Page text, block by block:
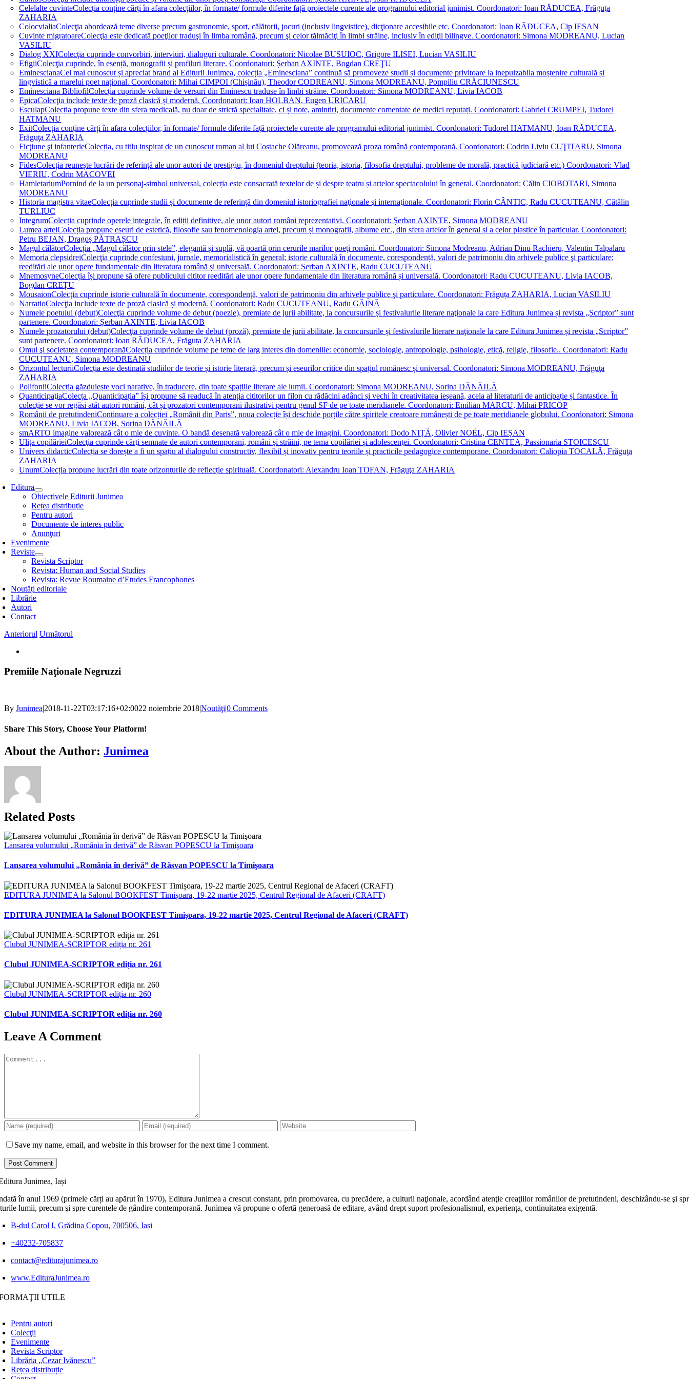
Celelalte cuvinteColecția conține cărți în afara colecțiilor, în formate/ formule diferite față proiectele curente ale programului editorial junimist. Coordonatori: Ioan RĂDUCEA, Frăguţa
ZAHARIA
ColocvialiaColecţia abordează teme diverse precum gastronomie, sport, călătorii, jocuri (inclusiv lingvistice), dicţionare accesibile etc. Coordonatori: Ioan RĂDUCEA, Cip IEȘAN
Cuvinte migratoareColecţia este dedicată poeţilor traduşi în limba română, precum şi celor tălmăciţi în limbi străine, inclusiv în ediţii bilingve. Coordonatori: Simona MODREANU, Lucian
VASILIU
Dialog XXIColecţia cuprinde convorbiri, interviuri, dialoguri culturale. Coordonatori: Nicolae BUSUIOC, Grigore ILISEI, Lucian VASILIU
EfigiiColecţia cuprinde, în esență, monografii și profiluri literare. Coordonatori: Șerban AXINTE, Bogdan CREŢU
EminescianaCel mai cunoscut și apreciat brand al Editurii Junimea, colecția „Eminesciana” continuă să promoveze studii și documente privitoare la inepuizabila moștenire culturală și
lingvistică a marelui poet național. Coordonatori: Mihai CIMPOI (Chișinău), Theodor CODREANU, Simona MODREANU, Pompiliu CRĂCIUNESCU
Eminesciana BibliofilColecția cuprinde volume de versuri din Eminescu traduse în limbi străine. Coordonatori: Simona MODREANU, Livia IACOB
EpicaColecţia include texte de proză clasică și modernă. Coordonatori: Ioan HOLBAN, Eugen URICARU
EsculapColecția propune texte din sfera medicală, nu doar de strictă specialitate, ci și note, amintiri, documente comentate de medici reputați. Coordonatori: Gabriel CRUMPEI, Tudorel
HATMANU
ExitColecția conține cărți în afara colecțiilor, în formate/ formule diferite față proiectele curente ale programului editorial junimist. Coordonatori: Tudorel HATMANU, Ioan RĂDUCEA,
Frăguţa ZAHARIA
Ficţiune şi infanterieColecția, cu titlu inspirat de un cunoscut roman al lui Costache Olăreanu, promovează proza română contemporană. Coordonatori: Codrin Liviu CUŢITARU, Simona
MODREANU
FidesColecția reunește lucrări de referință ale unor autori de prestigiu, în domeniul dreptului (teoria, istoria, filosofia dreptului, probleme de morală, practică judiciară etc.) Coordonatori: Vlad
VIERIU, Codrin MACOVEI
HamletariumPornind de la un personaj-simbol universal, colecția este consacrată textelor de și despre teatru și artelor spectacolului în general. Coordonatori: Călin CIOBOTARI, Simona
MODREANU
Historia magistra vitaeColecția cuprinde studii și documente de referință din domeniul istoriografiei naţionale şi internaţionale. Coordonatori: Florin CÂNTIC, Radu CUCUTEANU, Cătălin
TURLIUC
IntegrumColecția cuprinde operele integrale, în ediții definitive, ale unor autori români reprezentativi. Coordonatori: Șerban AXINTE, Simona MODREANU
Lumea arteiColecția propune eseuri de estetică, filosofie sau fenomenologia artei, precum și monografii, albume etc., din sfera artelor în general și a celor plastice în particular. Coordonatori:
Petru BEJAN, Dragoș PĂTRAȘCU
Magul călătorColecția „Magul călător prin stele”, elegantă și suplă, vă poartă prin cerurile marilor poeți români. Coordonatori: Simona Modreanu, Adrian Dinu Rachieru, Valentin Talpalaru
Memoria clepsidreiColecţia cuprinde confesiuni, jurnale, memorialistică în general; istorie culturală în documente, corespondență, valori de patrimoniu din arhivele publice şi particulare;
reeditări ale unor opere fundamentale din literatura română și universală. Coordonatori: Șerban AXINTE, Radu CUCUTEANU
MnemosyneColecția își propune să ofere publicului cititor reeditări ale unor opere fundamentale din literatura română și universală. Coordonatori: Radu CUCUTEANU, Livia IACOB,
Bogdan CREȚU
MousaionColecţia cuprinde istorie culturală în documente, corespondenţă, valori de patrimoniu din arhivele publice şi particulare. Coordonatori: Frăguța ZAHARIA, Lucian VASILIU
NarratioColecţia include texte de proză clasică și modernă. Coordonatori: Radu CUCUTEANU, Radu GĂINĂ
Numele poetului (debut)Colecţia cuprinde volume de debut (poezie), premiate de jurii abilitate, la concursurile și festivalurile literare naţionale la care Editura Junimea și revista „Scriptor” sunt
partenere. Coordonatori: Șerban AXINTE, Livia IACOB
Numele prozatorului (debut)Colecţia cuprinde volume de debut (proză), premiate de jurii abilitate, la concursurile și festivalurile literare naţionale la care Editura Junimea și revista „Scriptor”
sunt partenere. Coordonatori: Ioan RĂDUCEA, Frăguța ZAHARIA
Omul şi societatea contemporanăColecția cuprinde volume pe teme de larg interes din domeniile: economie, sociologie, antropologie, psihologie, etică, religie, filosofie.. Coordonatori: Radu
CUCUTEANU, Simona MODREANU
Orizontul lecturiiColecția este destinată studiilor de teorie și istorie literară, precum și eseurilor critice din spațiul românesc și universal. Coordonatori: Simona MODREANU, Frăguţa
ZAHARIA
PolifoniiColecția găzduiește voci narative, în traducere, din toate spațiile literare ale lumii. Coordonatori: Simona MODREANU, Sorina DĂNĂILĂ
QuanticipaţiaColecța „Quanticipația” își propune să readucă în atenția cititorilor un filon cu rădăcini adânci și vechi în creativitatea ieșeană, acela al literaturii de anticipație și fantastice. În
colecție se vor regăsi atât autori români, cât și prozatori contemporani ilustrativi pentru genul SF de pe toate meridianele. Coordonatori: Emilian MARCU, Mihai PRICOP
Românii de pretutindeniContinuare a colecției „Românii din Paris”, noua colecție își deschide porțile către spiritele creatoare românești de pe toate meridianele globului. Coordonatori: Simona
MODREANU, Livia IACOB, Sorina DĂNĂILĂ
smARTO imagine valorează cât o mie de cuvinte. O bandă desenată valorează cât o mie de imagini. Coordonatori: Dodo NIȚĂ, Olivier NOËL, Cip IEȘAN
Ulița copilărieiColecţia cuprinde cărţi semnate de autori contemporani, români şi străini, pe tema copilăriei și adolescenţei. Coordonatori: Cristina CENTEA, Passionaria STOICESCU
Univers didacticColecția se dorește a fi un spațiu al dialogului constructiv, flexibil și inovativ pentru teoriile și practicile pedagogice contemporane. Coordonatori: Caliopia TOCALĂ, Frăguţa
ZAHARIA
UnumColecția propune lucrări din toate orizonturile de reflecție spirituală. Coordonatori: Alexandru Ioan TOFAN, Frăguţa ZAHARIA
Editura
Obiectivele Editurii Junimea
Rețea distribuție
Pentru autori
Documente de interes public
Anunţuri
Evenimente
Reviste
Revista Scriptor
Revista: Human and Social Studies
Revista: Revue Roumaine d’Etudes Francophones
Noutăți editoriale
Librărie
Autori
Contact
Anteriorul Următorul
Image
Premiile Naţionale Negruzzi
By Junimea|2018-11-22T03:17:16+02:0022 noiembrie 2018|Noutăţi|0 Comments
Share This Story, Choose Your Platform!
Facebook
X
Bluesky
Reddit
LinkedIn
WhatsApp
Telegram
Tumblr
Xing
Email
Copy
Link
About the Author: Junimea
Related Posts
Lansarea volumului „România în derivă” de Răsvan POPESCU la Timişoara
Lansarea volumului „România în derivă” de Răsvan POPESCU la Timişoara
EDITURA JUNIMEA la Salonul BOOKFEST Timișoara, 19-22 martie 2025, Centrul Regional de Afaceri (CRAFT)
EDITURA JUNIMEA la Salonul BOOKFEST Timișoara, 19-22 martie 2025, Centrul Regional de Afaceri (CRAFT)
Clubul JUNIMEA-SCRIPTOR ediția nr. 261
Clubul JUNIMEA-SCRIPTOR ediția nr. 261
Clubul JUNIMEA-SCRIPTOR ediția nr. 260
Clubul JUNIMEA-SCRIPTOR ediția nr. 260
Leave A Comment
Comment
Save my name, email, and website in this browser for the next time I comment.
în anul 1969 (primele cărți au apărut în 1970), Editura Junimea a crescut constant, prin promovarea, cu precădere, a culturii naţionale, acordând atenţie creaţiilor românilor de pretutindeni, deschizându-se şi
lumii, precum şi spre curentele de gândire contemporană. Junimea vă propune o ofertă generoasă de editare, având drept suport profesionalismul, experiența, continuitatea exigentă.
B-dul Carol I, Grădina Copou, 700506, Iași
+40232-705837
contact@editurajunimea.ro
www.EdituraJunimea.ro
UTILE
Pentru autori
Colecţii
Evenimente
Revista Scriptor
Librăria „Cezar Ivănescu”
Rețea distribuție